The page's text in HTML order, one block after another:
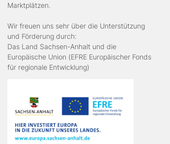
Marktplätzen.
Wir freuen uns sehr über die Unterstützung
und Förderung durch:
Das Land Sachsen-Anhalt und die
Europäische Union (EFRE Europäischer Fonds
für regionale Entwicklung)